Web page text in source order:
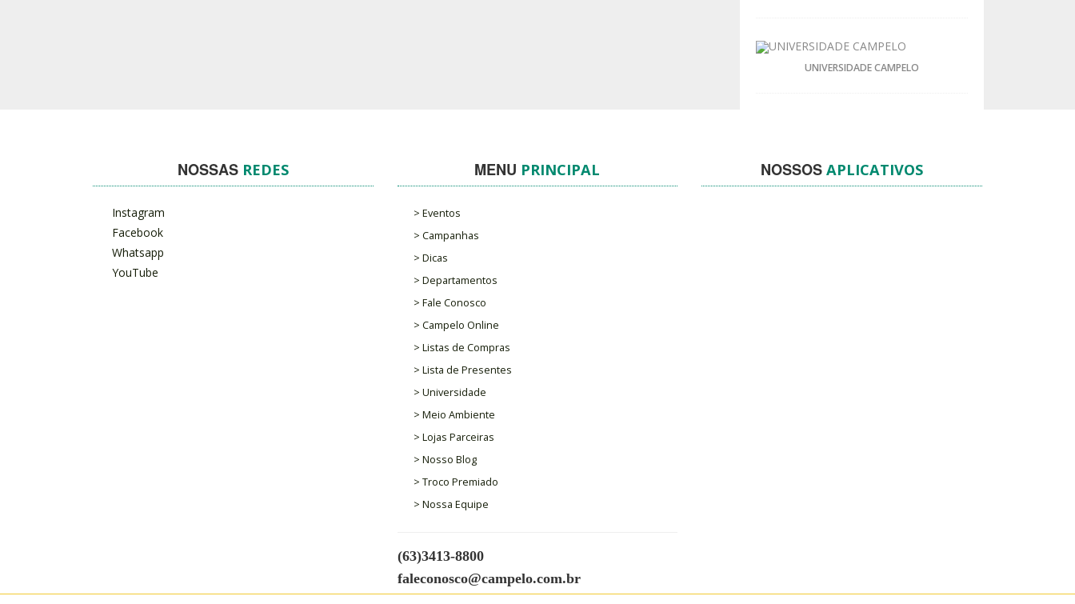
UNIVERSIDADE CAMPELO
NOSSAS REDES
Instagram
Facebook
Whatsapp
YouTube
MENU PRINCIPAL
> Eventos
> Campanhas
> Dicas
> Departamentos
> Fale Conosco
> Campelo Online
> Listas de Compras
> Lista de Presentes
> Universidade
> Meio Ambiente
> Lojas Parceiras
> Nosso Blog
> Troco Premiado
> Nossa Equipe
(63)3413-8800
faleconosco@campelo.com.br
NOSSOSAPLICATIVOS